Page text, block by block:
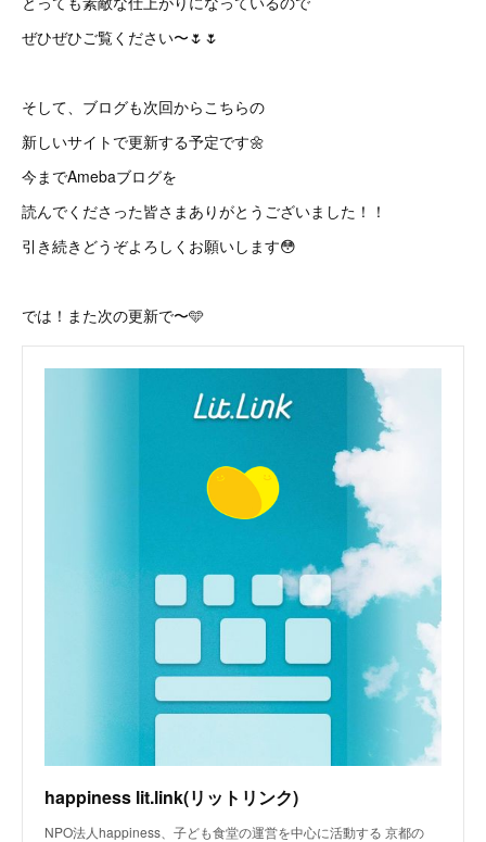
ぜひぜひご覧ください〜🌷🌷
そして、ブログも次回からこちらの
新しいサイトで更新する予定です🌼
今までAmebaブログを
読んでくださった皆さまありがとうございました！！
引き続きどうぞよろしくお願いします😳
では！また次の更新で〜🩵
happiness lit.link(リットリンク)
NPO法人happiness、子ども食堂の運営を中心に活動する 京都の